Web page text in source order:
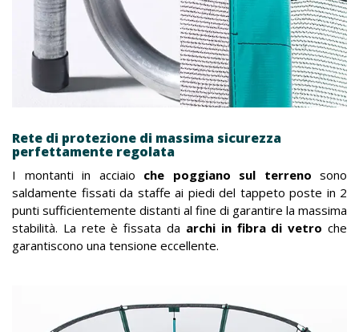
Rete di protezione di massima sicurezza
perfettamente regolata
I montanti in acciaio che poggiano sul terreno sono
saldamente fissati da staffe ai piedi del tappeto poste in 2
punti sufficientemente distanti al fine di garantire la massima
stabilità. La rete è fissata da archi in fibra di vetro che
garantiscono una tensione eccellente.